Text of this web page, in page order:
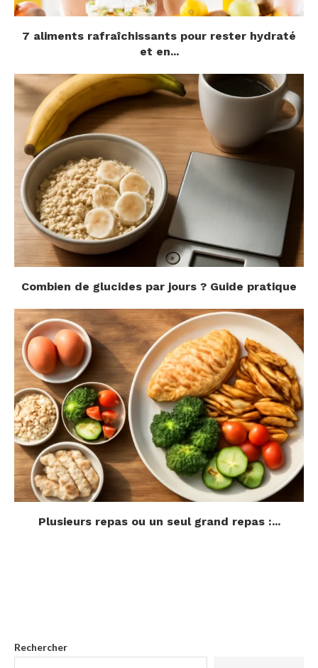
7 aliments rafraîchissants pour rester hydraté
et en...
Combien de glucides par jours ? Guide pratique
Plusieurs repas ou un seul grand repas :...
Rechercher